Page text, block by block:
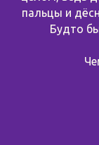
пальцы и
Будто